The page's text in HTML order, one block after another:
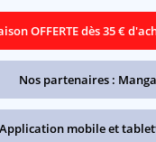
OFFERTE dès 35 €
Nos partenaires :
Application mobile et